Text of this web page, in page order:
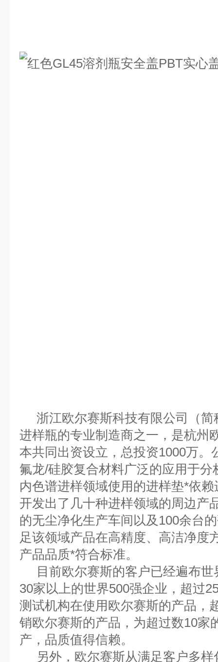
浙江欧尔赛斯科技有限公司（简
进样瓶的专业制造商之一，是杭州
本共同出资设立，总投资1000万。
氟龙/硅胶复合材料广泛的应用于
内色谱进样领域使用的进样垫*依
开发出了几十种进样领域的周边产
的无尘净化生产车间以及100余台
足该领域产品在高精度、高洁净度
产品品质*符合标准。
目前欧尔赛斯的客户已经遍布世
30家以上的世界500强企业，超过
测试机构在使用欧尔赛斯的产品，
销欧尔赛斯的产品，为超过数10家
产，品质值得信赖。
另外，欧尔赛斯从满足客户多样